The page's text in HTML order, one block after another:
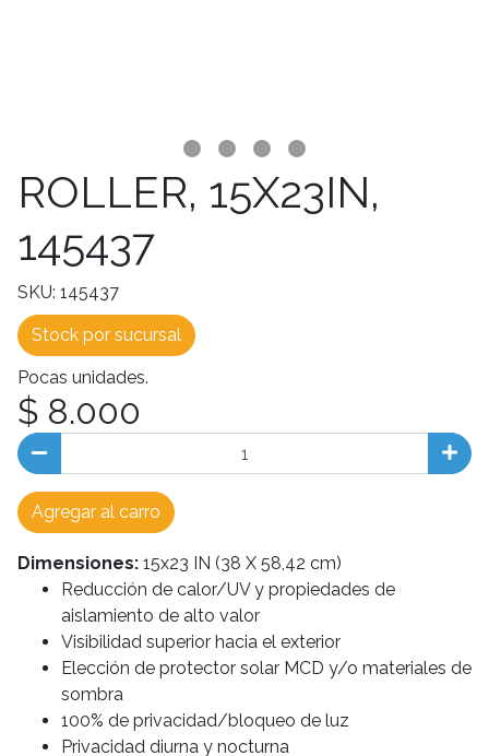
ROLLER, 15X23IN,
145437
SKU: 145437
Stock por sucursal
Pocas unidades.
$ 8.000
Agregar al carro
Dimensiones: 15x23 IN (38 X 58,42 cm)
Reducción de calor/UV y propiedades de
aislamiento de alto valor
Visibilidad superior hacia el exterior
Elección de protector solar MCD y/o materiales de
sombra
100% de privacidad/bloqueo de luz
Privacidad diurna y nocturna